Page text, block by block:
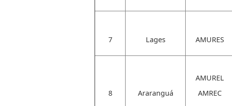
7 Lages AMURES
8 Araranguá
AMUREL
AMREC